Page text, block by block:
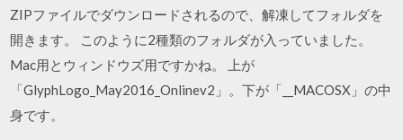
ZIPファイルでダウンロードされるので、解凍してフォルダを
開きます。 このように2種類のフォルダが入っていました。
Mac用とウィンドウズ用ですかね。 上が
「GlyphLogo_May2016_Onlinev2」。下が「__MACOSX」の中
身です。